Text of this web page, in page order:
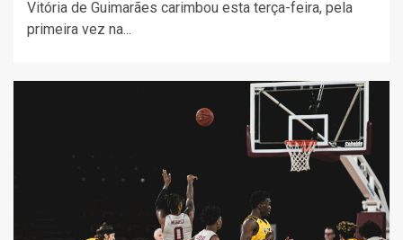
Vitória de Guimarães carimbou esta terça-feira, pela
primeira vez na...